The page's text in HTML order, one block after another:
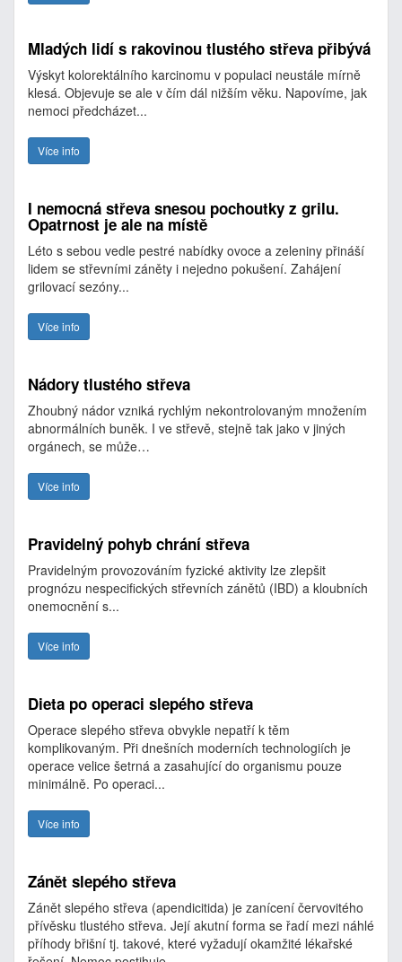
Mladých lidí s rakovinou tlustého střeva přibývá
Výskyt kolorektálního karcinomu v populaci neustále mírně
klesá. Objevuje se ale v čím dál nižším věku. Napovíme, jak
nemoci předcházet...
Více info
I nemocná střeva snesou pochoutky z grilu.
Opatrnost je ale na místě
Léto s sebou vedle pestré nabídky ovoce a zeleniny přináší
lidem se střevními záněty i nejedno pokušení. Zahájení
grilovací sezóny...
Více info
Nádory tlustého střeva
Zhoubný nádor vzniká rychlým nekontrolovaným množením
abnormálních buněk. I ve střevě, stejně tak jako v jiných
orgánech, se může…
Více info
Pravidelný pohyb chrání střeva
Pravidelným provozováním fyzické aktivity lze zlepšit
prognózu nespecifických střevních zánětů (IBD) a kloubních
onemocnění s...
Více info
Dieta po operaci slepého střeva
Operace slepého střeva obvykle nepatří k těm
komplikovaným. Při dnešních moderních technologiích je
operace velice šetrná a zasahující do organismu pouze
minimálně. Po operaci...
Více info
Zánět slepého střeva
Zánět slepého střeva (apendicitida) je zanícení červovitého
přívěsku tlustého střeva. Její akutní forma se řadí mezi náhlé
příhody břišní tj. takové, které vyžadují okamžité lékařské